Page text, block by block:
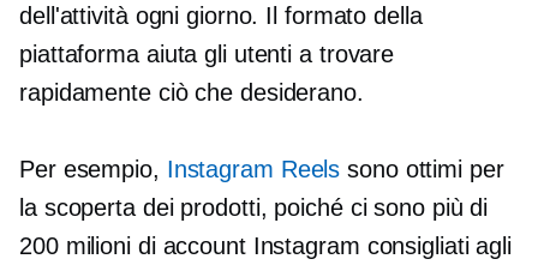
dell'attività ogni giorno. Il formato della
piattaforma aiuta gli utenti a trovare
rapidamente ciò che desiderano.
Per esempio, Instagram Reels sono ottimi per
la scoperta dei prodotti, poiché ci sono più di
200 milioni di account Instagram consigliati agli